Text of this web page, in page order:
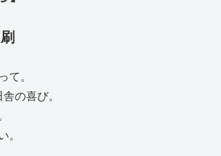
て。
の喜び。
。